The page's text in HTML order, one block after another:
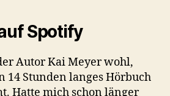
Spotify
Autor Kai Meyer wohl,
14 Stunden langes Hörbuch
Hatte mich schon länger